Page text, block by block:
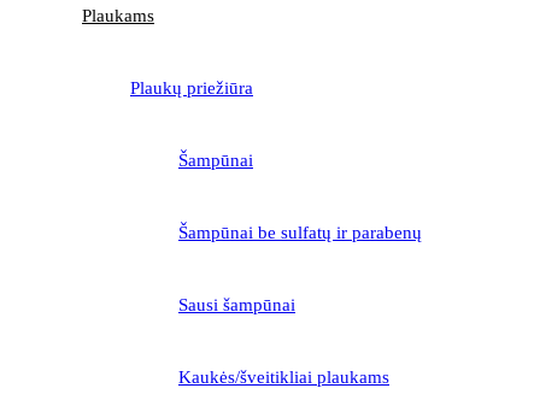
Plaukams
Plaukų priežiūra
Šampūnai
Šampūnai be sulfatų ir parabenų
Sausi šampūnai
Kaukės/šveitikliai plaukams